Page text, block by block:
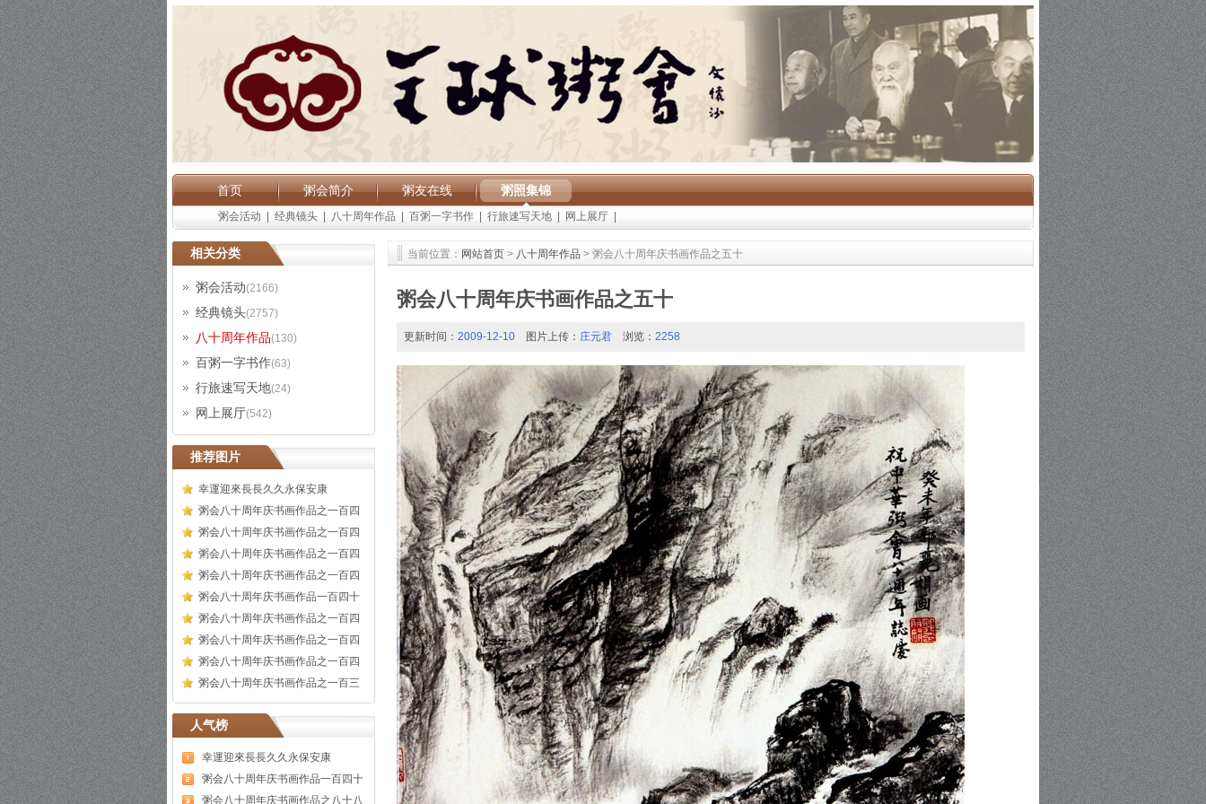
首页 粥会简介 粥友在线 粥照集锦
粥会活动 经典镜头 八十周年作品 百粥一字书作 行旅速写天地 网上展厅
相关分类
粥会活动(2166)
经典镜头(2757)
八十周年作品(130)
百粥一字书作(63)
行旅速写天地(24)
网上展厅(542)
推荐图片
幸運迎來長長久久永保安康
粥会八十周年庆书画作品之一百四
粥会八十周年庆书画作品之一百四
粥会八十周年庆书画作品之一百四
粥会八十周年庆书画作品之一百四
粥会八十周年庆书画作品一百四十
粥会八十周年庆书画作品之一百四
粥会八十周年庆书画作品之一百四
粥会八十周年庆书画作品之一百四
粥会八十周年庆书画作品之一百三
人气榜
幸運迎來長長久久永保安康
粥会八十周年庆书画作品一百四十
粥会八十周年庆书画作品之八十八
当前位置： 网站首页 > 八十周年作品 > 粥会八十周年庆书画作品之五十
粥会八十周年庆书画作品之五十
更新时间： 2009-12-10 图片上传： 庄元君 浏览： 2258